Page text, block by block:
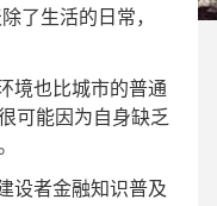
了生活的日常，
境也比城市的普通
可能因为自身缺乏
设者金融知识普及